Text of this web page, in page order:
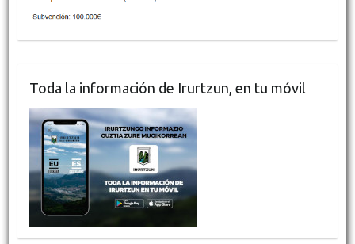
Toda la información de Irurtzun, en tu móvil